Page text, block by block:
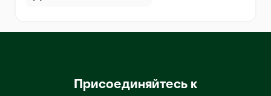
Присоединяйтесь к